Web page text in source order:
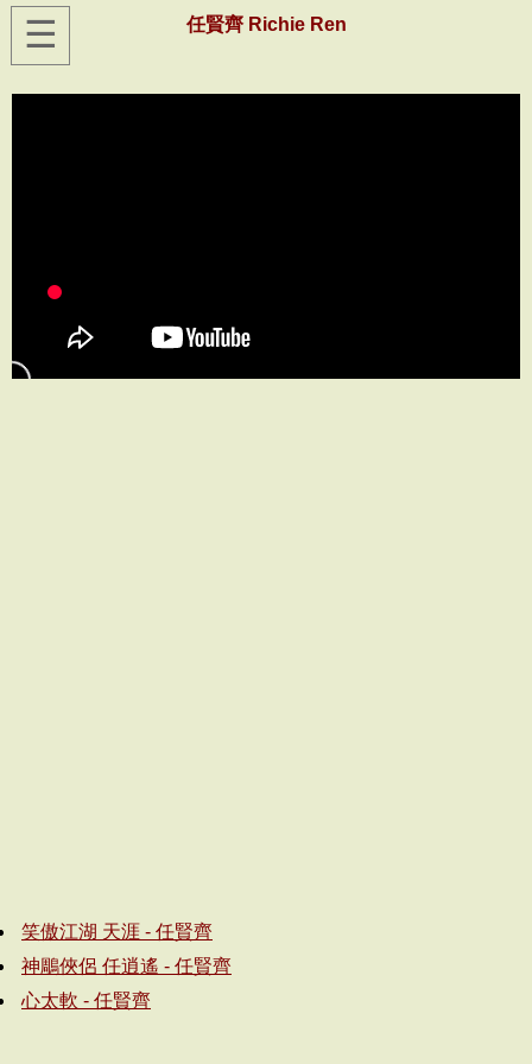
☰ 任賢齊 Richie Ren
笑傲江湖 天涯 - 任賢齊
神鵰俠侶 任逍遙 - 任賢齊
心太軟 - 任賢齊